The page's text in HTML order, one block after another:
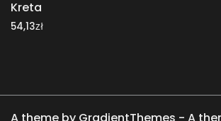
Kreta
54,13zł